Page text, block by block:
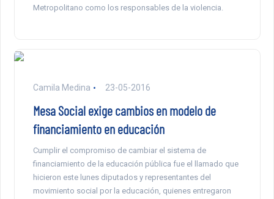
Metropolitano como los responsables de la violencia.
Camila Medina 23-05-2016
Mesa Social exige cambios en modelo de
financiamiento en educación
Cumplir el compromiso de cambiar el sistema de
financiamiento de la educación pública fue el llamado que
hicieron este lunes diputados y representantes del
movimiento social por la educación, quienes entregaron